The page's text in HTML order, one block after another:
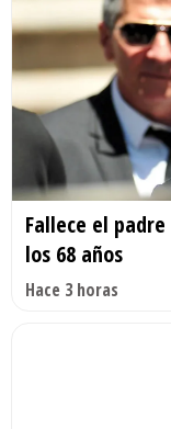
Fallece el
los 68 años
Hace 3 horas